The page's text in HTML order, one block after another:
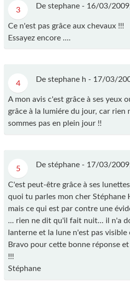
3 De stephane - 16/03/
Ce n'est pas grâce aux chevaux !!!
Essayez encore ....
4 De stephane h - 17/03/
A mon avis c'est grâce à ses yeux
grâce à la lumiére du jour, car rien
sommes pas en plein jour !!
5 De stéphane - 17/03/
C'est peut-être grâce à ses
quoi tu parles mon cher Stéphane
mais ce qui est par contre une
... rien ne dit qu'il fait nuit... il n'a
lanterne et la lune n'est pas visible
Bravo pour cette bonne réponse
!!!
Stéphane